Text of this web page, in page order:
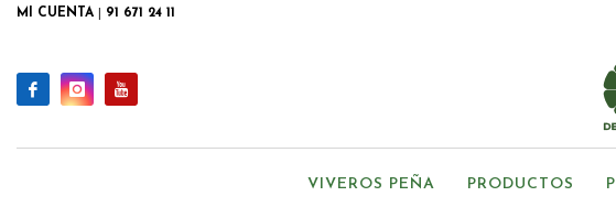
MI CUENTA 91 671 24 11
VIVEROS PEÑA PRODUCTOS